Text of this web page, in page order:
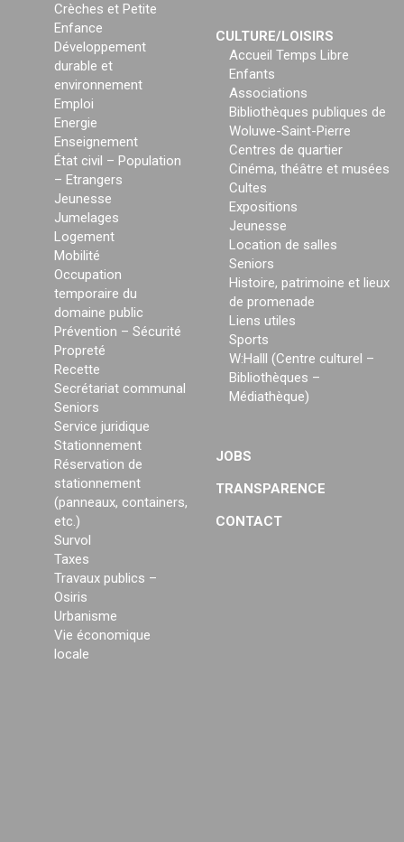
Crèches et Petite
Enfance
Développement
durable et
environnement
Emploi
Energie
Enseignement
État civil – Population
– Etrangers
Jeunesse
Jumelages
Logement
Mobilité
Occupation
temporaire du
domaine public
Prévention – Sécurité
Propreté
Recette
Secrétariat communal
Seniors
Service juridique
Stationnement
Réservation de
stationnement
(panneaux, containers,
etc.)
Survol
Taxes
Travaux publics –
Osiris
Urbanisme
Vie économique
locale
CULTURE/LOISIRS
Accueil Temps Libre
Enfants
Associations
Bibliothèques publiques de
Woluwe-Saint-Pierre
Centres de quartier
Cinéma, théâtre et musées
Cultes
Expositions
Jeunesse
Location de salles
Seniors
Histoire, patrimoine et lieux
de promenade
Liens utiles
Sports
W:Halll (Centre culturel –
Bibliothèques –
Médiathèque)
JOBS
TRANSPARENCE
CONTACT